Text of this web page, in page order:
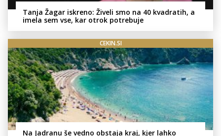
Tanja Žagar iskreno: Živeli smo na 40 kvadratih, a
imela sem vse, kar otrok potrebuje
CEKIN.SI
Na Jadranu še vedno obstaja kraj, kjer lahko